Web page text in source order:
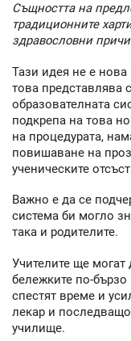
Същността на
традиционните
здравословни
Тази идея не е
това представлява
образователната
подкрепа на това
на процедурата,
повишаване на
ученическите
Важно е да се
система би могло
така и родителите.
Учителите ще могат
бележките по-
спестят време и
лекар и
училище.